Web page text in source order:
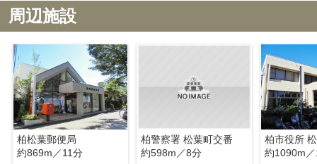
周辺施設
柏松葉郵便局
約869m／11分
柏警察署 松葉町交番
約598m／8分
約1090m